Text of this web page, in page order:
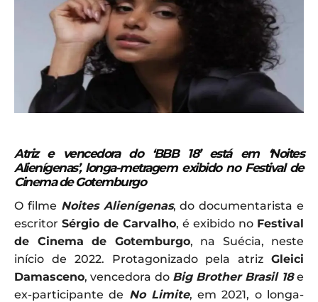
Atriz e vencedora do ‘BBB 18’ está em ‘Noites
Alienígenas’, longa-metragem exibido no Festival de
Cinema de Gotemburgo
O filme Noites Alienígenas, do documentarista e
escritor Sérgio de Carvalho, é exibido no Festival
de Cinema de Gotemburgo, na Suécia, neste
início de 2022. Protagonizado pela atriz Gleici
Damasceno, vencedora do Big Brother Brasil 18e
ex-participante de No Limite, em 2021, o longa-